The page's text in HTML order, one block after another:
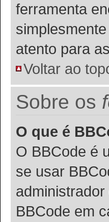
ferramenta
atento para
Voltar ao
Sobre os
O que é
O BBCode é
se usar
BBCode em